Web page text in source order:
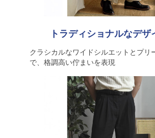
トラディショナルなデザ
クラシカルなワイドシルエットとプリ
で、格調高い佇まいを表現